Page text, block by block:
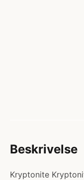
Beskrivelse
Kryptonite